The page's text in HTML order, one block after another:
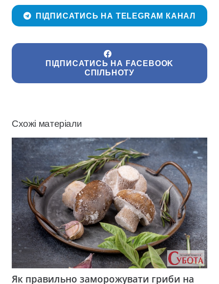
ПІДПИСАТИСЬ НА TELEGRAM КАНАЛ
ПІДПИСАТИСЬ НА FACEBOOK
СПІЛЬНОТУ
Схожі матеріали
Як правильно заморожувати гриби на